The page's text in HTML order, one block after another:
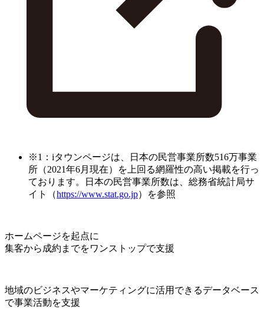
※1：iタウンページは、日本の民営事業所数516万事業
所（2021年6月現在）を上回る網羅性の高い掲載を行っ
ております。日本の民営事業所数は、総務省統計局サ
イト（https://www.stat.go.jp）を参照
ホームページを起点に
集客から成約までをワンストップで支援
地域のビジネスやマーケティングに活用できるデータベース
で事業活動を支援